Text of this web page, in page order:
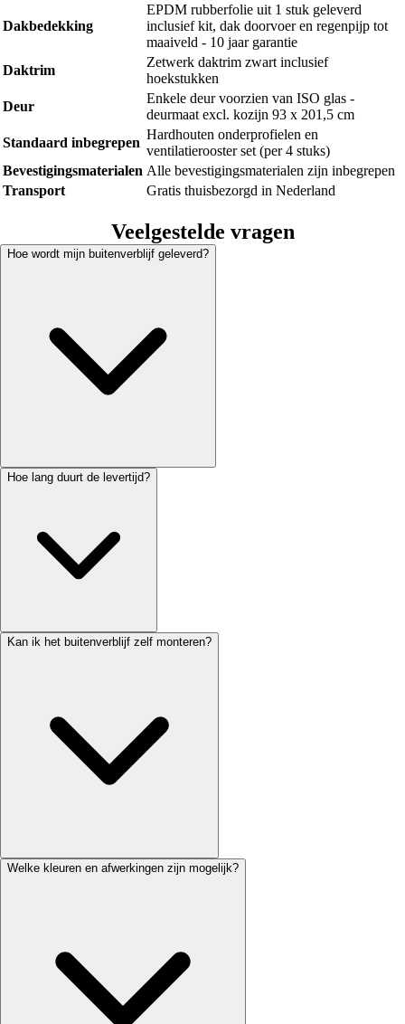
Dakbedekking
EPDM rubberfolie uit 1 stuk geleverd
inclusief kit, dak doorvoer en regenpijp tot
maaiveld - 10 jaar garantie
Daktrim
Zetwerk daktrim zwart inclusief
hoekstukken
Deur
Enkele deur voorzien van ISO glas -
deurmaat excl. kozijn 93 x 201,5 cm
Standaard inbegrepen
Hardhouten onderprofielen en
ventilatierooster set (per 4 stuks)
Bevestigingsmaterialen Alle bevestigingsmaterialen zijn inbegrepen
Transport
Gratis thuisbezorgd in Nederland
Veelgestelde vragen
Hoe wordt mijn buitenverblijf geleverd?
Hoe lang duurt de levertijd?
Kan ik het buitenverblijf zelf monteren?
Welke kleuren en afwerkingen zijn mogelijk?